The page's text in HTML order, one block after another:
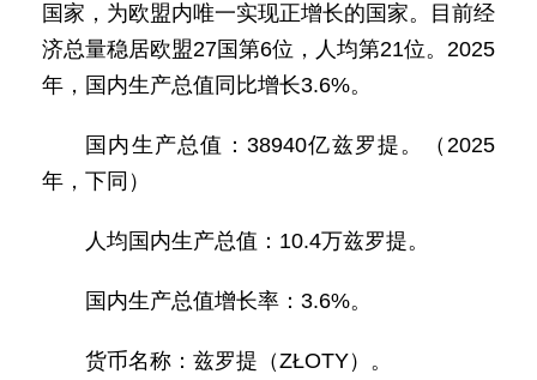
国家，为欧盟内唯一实现正增长的国家。目前经
济总量稳居欧盟27国第6位，人均第21位。2025
年，国内生产总值同比增长3.6%。
国内生产总值：38940亿兹罗提。（2025
年，下同）
人均国内生产总值：10.4万兹罗提。
国内生产总值增长率：3.6%。
货币名称：兹罗提（ZŁOTY）。